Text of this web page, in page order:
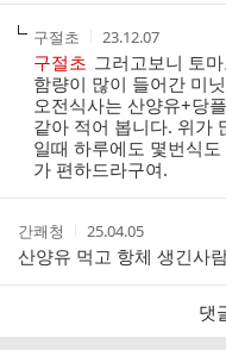
작
성
자
구절초
작
성
시
간
23.12.07
구절초 그러고보니 토
함량이 많이 들어간 미
오전식사는 산양유+당
같아 적어 봅니다. 위가
일때 하루에도 몇번식
가 편하드라구여.
작
성
자
간쾌청
작
성
시
간
25.04.05
산양유 먹고 항체 생긴사
댓